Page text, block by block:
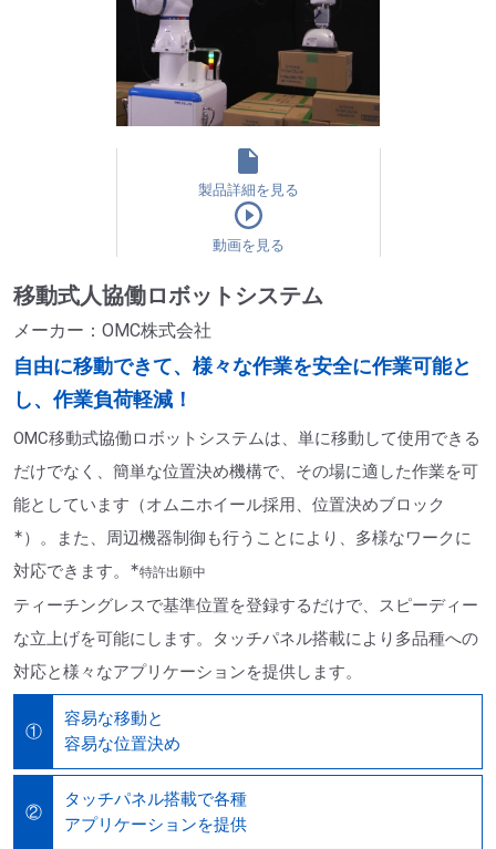
製品詳細を見る
動画を見る
移動式人協働ロボットシステム
メーカー：OMC株式会社
自由に移動できて、様々な作業を安全に作業可能と
し、作業負荷軽減！
OMC移動式協働ロボットシステムは、単に移動して使用できる
だけでなく、簡単な位置決め機構で、その場に適した作業を可
能としています（オムニホイール採用、位置決めブロック
∗ ）。また、周辺機器制御も行うことにより、多様なワークに
対応できます。
∗特許出願中
ティーチングレスで基準位置を登録するだけで、スピーディー
な立上げを可能にします。タッチパネル搭載により多品種への
対応と様々なアプリケーションを提供します。
①
容易な移動と
容易な位置決め
②
タッチパネル搭載で各種
アプリケーションを提供